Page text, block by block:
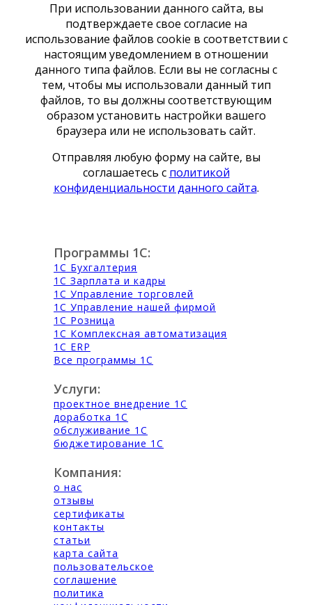
При использовании данного сайта, вы
подтверждаете свое согласие на
использование файлов cookie в соответствии с
настоящим уведомлением в отношении
данного типа файлов. Если вы не согласны с
тем, чтобы мы использовали данный тип
файлов, то вы должны соответствующим
образом установить настройки вашего
браузера или не использовать сайт.
Отправляя любую форму на сайте, вы
соглашаетесь с политикой
конфиденциальности данного сайта.
Программы 1С:
1С Бухгалтерия
1С Зарплата и кадры
1С Управление торговлей
1С Управление нашей фирмой
1С Розница
1С Комплексная автоматизация
1С ERP
Все программы 1С
Услуги:
проектное внедрение 1С
доработка 1С
обслуживание 1С
бюджетирование 1С
Компания:
о нас
отзывы
сертификаты
контакты
статьи
карта сайта
пользовательское
соглашение
политика